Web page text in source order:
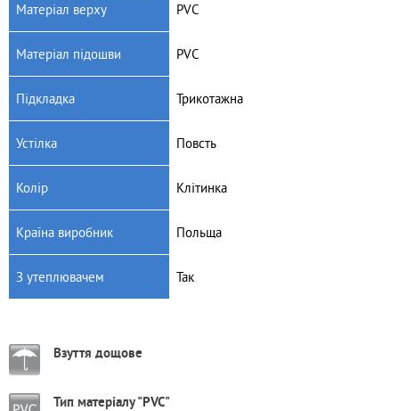
Матеріал верху PVC
Матеріал підошви PVC
Підкладка Трикотажна
Устілка Повсть
Колір Клітинка
Країна виробник Польща
З утеплювачем Так
Взуття дощове
Тип матеріалу "PVC"